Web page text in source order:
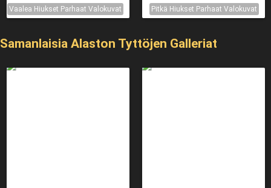
Vaalea Hiukset Parhaat Valokuvat Pitkä Hiukset Parhaat Valokuvat
Samanlaisia ​​Alaston Tyttöjen Galleriat